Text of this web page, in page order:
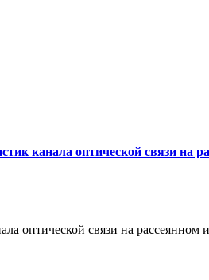
канала оптической связи на
оптической связи на